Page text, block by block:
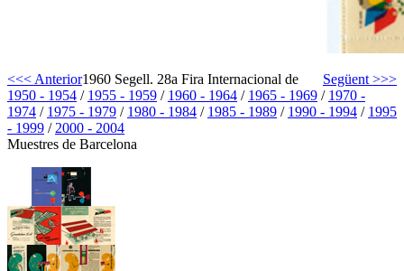
<<< Anterior
Següent >>>
1950 - 1954 / 1955 - 1959 / 1960 - 1964 / 1965 - 1969 / 1970 -
1974 / 1975 - 1979 / 1980 - 1984 / 1985 - 1989 / 1990 - 1994 / 1995
- 1999 / 2000 - 2004
1960 Segell. 28a Fira Internacional de
Muestres de Barcelona